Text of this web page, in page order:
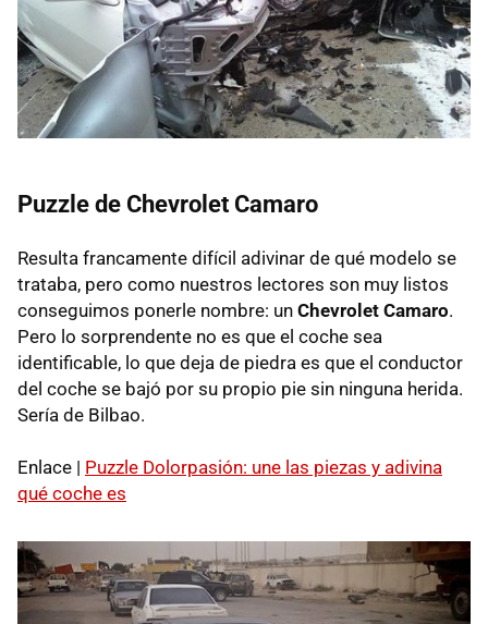
Puzzle de Chevrolet Camaro
Resulta francamente difícil adivinar de qué modelo se
trataba, pero como nuestros lectores son muy listos
conseguimos ponerle nombre: un Chevrolet Camaro.
Pero lo sorprendente no es que el coche sea
identificable, lo que deja de piedra es que el conductor
del coche se bajó por su propio pie sin ninguna herida.
Sería de Bilbao.
Enlace | Puzzle Dolorpasión: une las piezas y adivina
qué coche es